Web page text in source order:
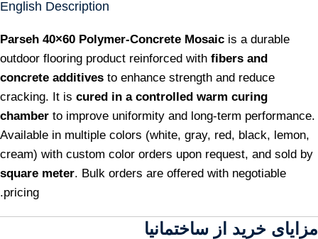
English Description
Parseh 40×60 Polymer-Concrete Mosaic is a durable
outdoor flooring product reinforced with fibers and
concrete additives to enhance strength and reduce
cracking. It is cured in a controlled warm curing
chamber to improve uniformity and long-term performance.
Available in multiple colors (white, gray, red, black, lemon,
cream) with custom color orders upon request, and sold by
square meter. Bulk orders are offered with negotiable
pricing.
مزایای خرید از ساختمانیا